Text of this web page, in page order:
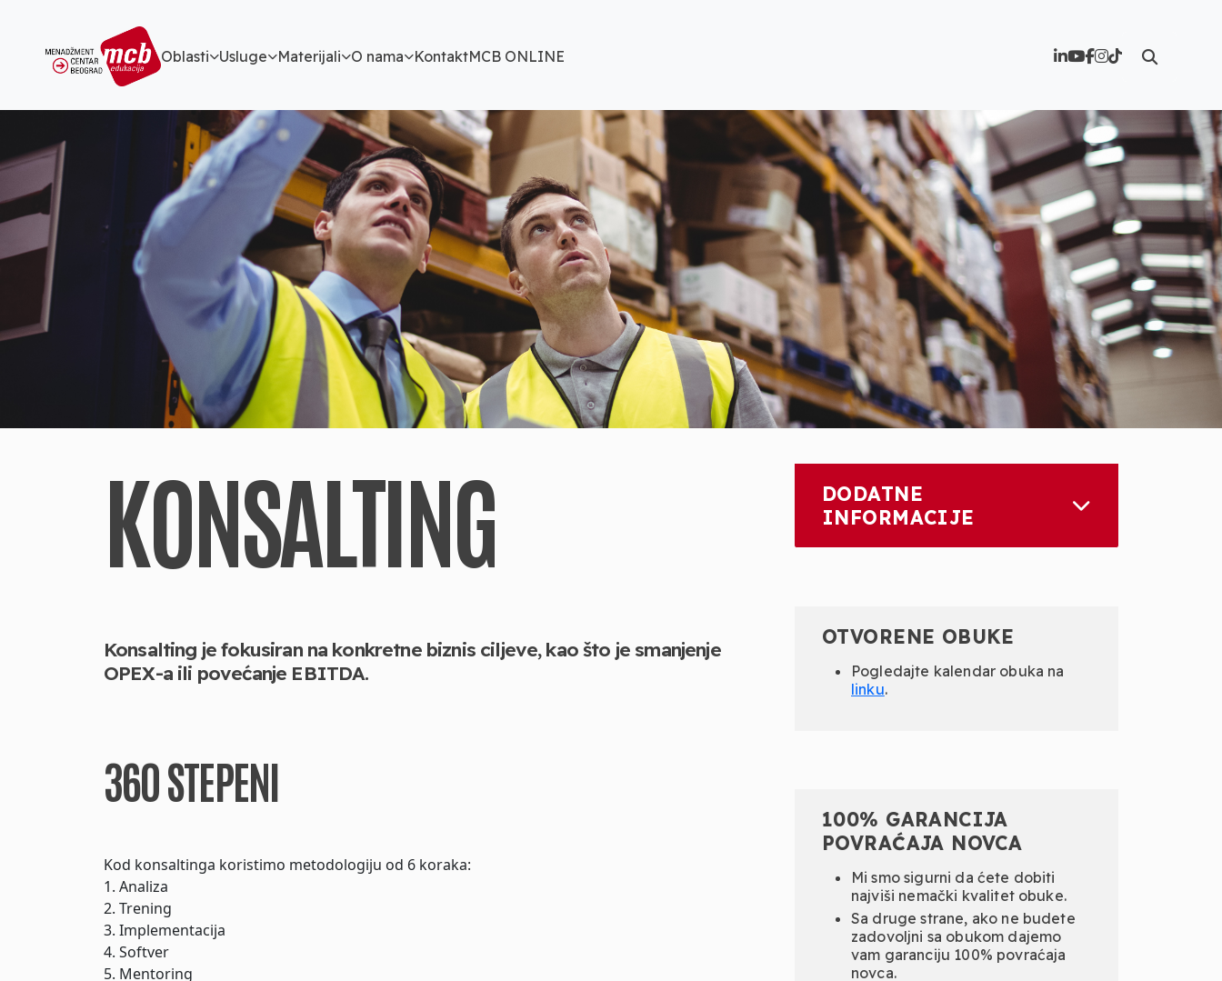
Oblasti Usluge Materijali O nama KontaktMCB ONLINE
KONSALTING
Konsalting je fokusiran na konkretne biznis ciljeve, kao što je smanjenje
OPEX-a ili povećanje EBITDA.
360 STEPENI
Kod konsaltinga koristimo metodologiju od 6 koraka:
1. Analiza
2. Trening
3. Implementacija
4. Softver
5. Mentoring
DODATNE
INFORMACIJE
OTVORENE OBUKE
Pogledajte kalendar obuka na
linku.
100% GARANCIJA
POVRAĆAJA NOVCA
Mi smo sigurni da ćete dobiti
najviši nemački kvalitet obuke.
Sa druge strane, ako ne budete
zadovoljni sa obukom dajemo
vam garanciju 100% povraćaja
novca.